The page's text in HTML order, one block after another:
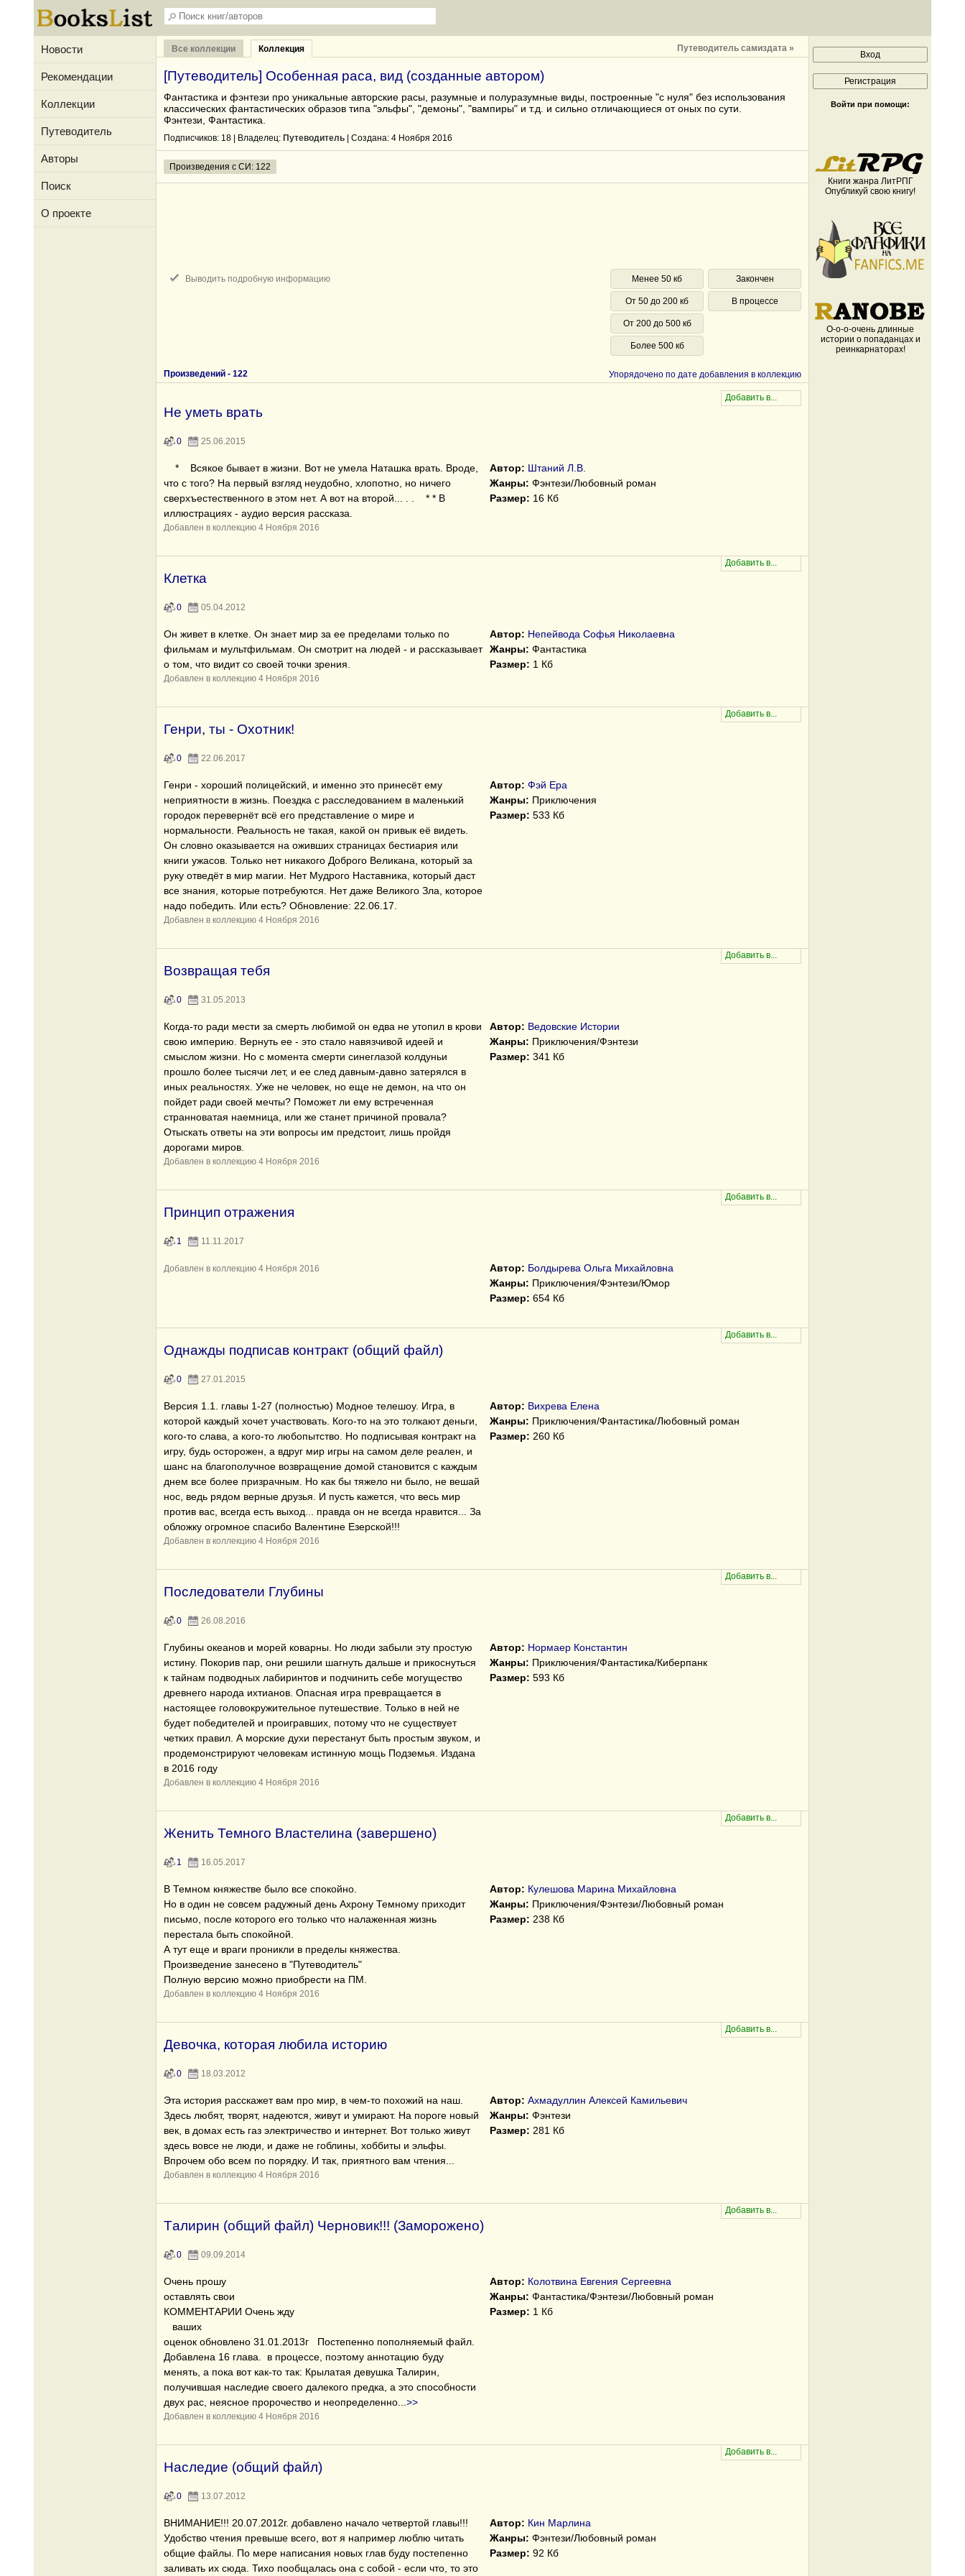
Новости
Рекомендации
Коллекции
Путеводитель
Авторы
Поиск
О проекте
Все коллекции Коллекция Путеводитель самиздата »
[Путеводитель] Особенная раса, вид (созданные автором)
Фантастика и фэнтези про уникальные авторские расы, разумные и полуразумные виды, построенные "с нуля" без использования
классических фантастических образов типа "эльфы", "демоны", "вампиры" и т.д. и сильно отличающиеся от оных по сути.
Фэнтези, Фантастика.
Подписчиков: 18 | Владелец: Путеводитель | Cоздана: 4 Ноября 2016
Произведения с СИ: 122
Выводить подробную информацию Менее 50 кб
От 50 до 200 кб
От 200 до 500 кб
Более 500 кб
Закончен
В процессе
Произведений - 122 Упорядочено по дате добавления в коллекцию
Не уметь врать
0 25.06.2015
* Всякое бывает в жизни. Вот не умела Наташка врать. Вроде,
что с того? На первый взгляд неудобно, хлопотно, но ничего
сверхъестественного в этом нет. А вот на второй... . . * * В
иллюстрациях - аудио версия рассказа.
Добавлен в коллекцию 4 Ноября 2016
Автор: Штаний Л.В.
Жанры: Фэнтези/Любовный роман
Размер: 16 Кб
Клетка
0 05.04.2012
Он живет в клетке. Он знает мир за ее пределами только по
фильмам и мультфильмам. Он смотрит на людей - и рассказывает
о том, что видит со своей точки зрения.
Добавлен в коллекцию 4 Ноября 2016
Автор: Непейвода Софья Николаевна
Жанры: Фантастика
Размер: 1 Кб
Генри, ты - Охотник!
0 22.06.2017
Генри - хороший полицейский, и именно это принесёт ему
неприятности в жизнь. Поездка с расследованием в маленький
городок перевернёт всё его представление о мире и
нормальности. Реальность не такая, какой он привык её видеть.
Он словно оказывается на оживших страницах бестиария или
книги ужасов. Только нет никакого Доброго Великана, который за
руку отведёт в мир магии. Нет Мудрого Наставника, который даст
все знания, которые потребуются. Нет даже Великого Зла, которое
надо победить. Или есть? Обновление: 22.06.17.
Добавлен в коллекцию 4 Ноября 2016
Автор: Фэй Ера
Жанры: Приключения
Размер: 533 Кб
Возвращая тебя
0 31.05.2013
Когда-то ради мести за смерть любимой он едва не утопил в крови
свою империю. Вернуть ее - это стало навязчивой идеей и
смыслом жизни. Но с момента смерти синеглазой колдуньи
прошло более тысячи лет, и ее след давным-давно затерялся в
иных реальностях. Уже не человек, но еще не демон, на что он
пойдет ради своей мечты? Поможет ли ему встреченная
странноватая наемница, или же станет причиной провала?
Отыскать ответы на эти вопросы им предстоит, лишь пройдя
дорогами миров.
Добавлен в коллекцию 4 Ноября 2016
Автор: Ведовские Истории
Жанры: Приключения/Фэнтези
Размер: 341 Кб
Принцип отражения
1 11.11.2017
Добавлен в коллекцию 4 Ноября 2016 Автор: Болдырева Ольга Михайловна
Жанры: Приключения/Фэнтези/Юмор
Размер: 654 Кб
Однажды подписав контракт (общий файл)
0 27.01.2015
Версия 1.1. главы 1-27 (полностью) Модное телешоу. Игра, в
которой каждый хочет участвовать. Кого-то на это толкают деньги,
кого-то слава, а кого-то любопытство. Но подписывая контракт на
игру, будь осторожен, а вдруг мир игры на самом деле реален, и
шанс на благополучное возвращение домой становится с каждым
днем все более призрачным. Но как бы тяжело ни было, не вешай
нос, ведь рядом верные друзья. И пусть кажется, что весь мир
против вас, всегда есть выход... правда он не всегда нравится... За
обложку огромное спасибо Валентине Езерской!!!
Добавлен в коллекцию 4 Ноября 2016
Автор: Вихрева Елена
Жанры: Приключения/Фантастика/Любовный роман
Размер: 260 Кб
Последователи Глубины
0 26.08.2016
Глубины океанов и морей коварны. Но люди забыли эту простую
истину. Покорив пар, они решили шагнуть дальше и прикоснуться
к тайнам подводных лабиринтов и подчинить себе могущество
древнего народа ихтианов. Опасная игра превращается в
настоящее головокружительное путешествие. Только в ней не
будет победителей и проигравших, потому что не существует
четких правил. А морские духи перестанут быть простым звуком, и
продемонстрируют человекам истинную мощь Подземья. Издана
в 2016 году
Добавлен в коллекцию 4 Ноября 2016
Автор: Нормаер Константин
Жанры: Приключения/Фантастика/Киберпанк
Размер: 593 Кб
Женить Темного Властелина (завершено)
1 16.05.2017
В Темном княжестве было все спокойно.
Но в один не совсем радужный день Ахрону Темному приходит
письмо, после которого его только что налаженная жизнь
перестала быть спокойной.
А тут еще и враги проникли в пределы княжества.
Произведение занесено в "Путеводитель"
Полную версию можно приобрести на ПМ.
Добавлен в коллекцию 4 Ноября 2016
Автор: Кулешова Марина Михайловна
Жанры: Приключения/Фэнтези/Любовный роман
Размер: 238 Кб
Девочка, которая любила историю
0 18.03.2012
Эта история расскажет вам про мир, в чем-то похожий на наш.
Здесь любят, творят, надеются, живут и умирают. На пороге новый
век, в домах есть газ электричество и интернет. Вот только живут
здесь вовсе не люди, и даже не гоблины, хоббиты и эльфы.
Впрочем обо всем по порядку. И так, приятного вам чтения...
Добавлен в коллекцию 4 Ноября 2016
Автор: Ахмадуллин Алексей Камильевич
Жанры: Фэнтези
Размер: 281 Кб
Tалирин (общий файл) Черновик!!! (Заморожено)
0 09.09.2014
Очень прошу
оставлять свои
КОММЕНТАРИИ Очень жду
ваших
оценок обновлено 31.01.2013г Постепенно пополняемый файл.
Добавлена 16 глава. в процессе, поэтому аннотацию буду
менять, а пока вот как-то так: Крылатая девушка Талирин,
получившая наследие своего далекого предка, а это способности
двух рас, неясное пророчество и неопределенно
>>
Добавлен в коллекцию 4 Ноября 2016
Автор: Колотвина Евгения Сергеевна
Жанры: Фантастика/Фэнтези/Любовный роман
Размер: 1 Кб
Наследие (общий файл)
0 13.07.2012
ВНИМАНИЕ!!! 20.07.2012г. добавлено начало четвертой главы!!!
Удобство чтения превыше всего, вот я например люблю читать
общие файлы. По мере написания новых глав буду постепенно
заливать их сюда. Тихо пообщалась она с собой - если что, то это
Автор: Кин Марлина
Жанры: Фэнтези/Любовный роман
Размер: 92 Кб
Войти при помощи:
Книги жанра ЛитРПГ
Опубликуй свою книгу!
О-о-о-очень длинные
истории о попаданцах и
реинкарнаторах!